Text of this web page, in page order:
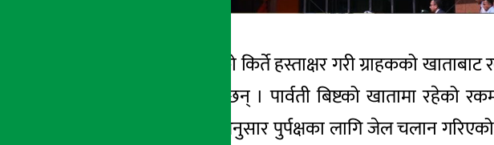
काठमाडौँ । ग्राहकको किर्ते हस्ताक्षर गरी ग्राहकको
जेल चलान भएका छन् । पार्वती बिष्टको खातामा रहेको
अदालतको आदेश अनुसार पुर्पक्षका लागि जेल चलान